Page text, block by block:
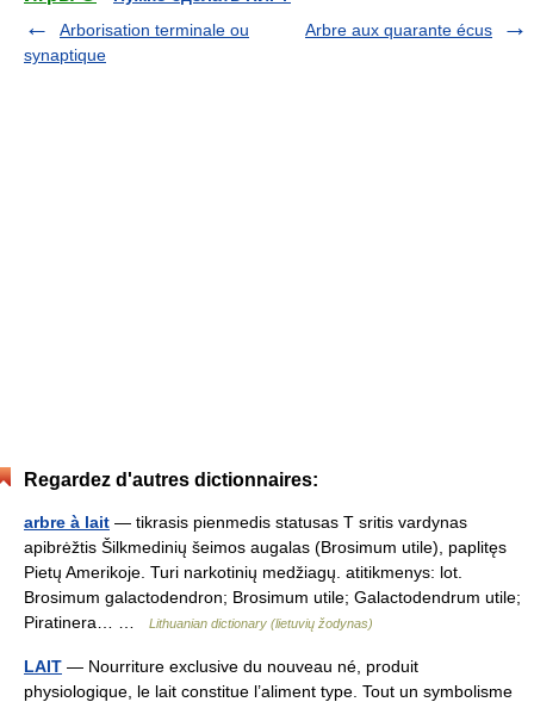
Arborisation terminale ou
synaptique
Arbre aux quarante écus
Regardez d'autres dictionnaires:
arbre à lait — tikrasis pienmedis statusas T sritis vardynas
apibrėžtis Šilkmedinių šeimos augalas (Brosimum utile), paplitęs
Pietų Amerikoje. Turi narkotinių medžiagų. atitikmenys: lot.
Brosimum galactodendron; Brosimum utile; Galactodendrum utile;
Piratinera… …
Lithuanian dictionary (lietuvių žodynas)
LAIT — Nourriture exclusive du nouveau né, produit
physiologique, le lait constitue l’aliment type. Tout un symbolisme